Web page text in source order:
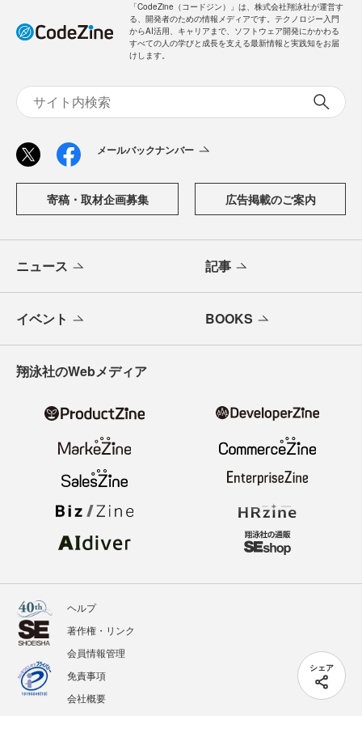
シェア
「CodeZine（コードジン）」は、株式会社翔泳社が運営す
る、開発者のための情報メディアです。テクノロジー入門
からAI活用、キャリアまで、ソフトウェア開発にかかわる
すべての人の学びと成長を支える最新情報と実践知をお届
けします。
メールバックナンバー
寄稿・取材企画募集 広告掲載のご案内
ニュース 記事
イベント BOOKS
翔泳社のWebメディア
ヘルプ
著作権・リンク
会員情報管理
免責事項
会社概要